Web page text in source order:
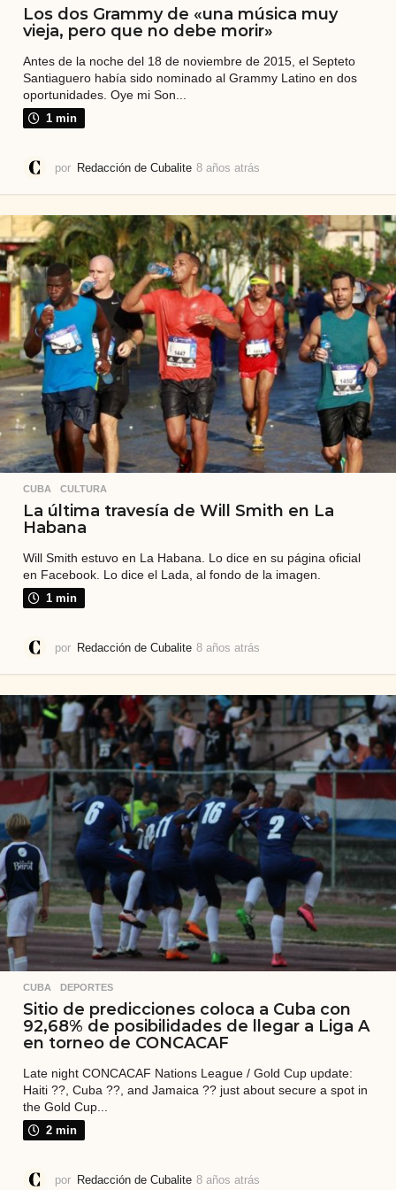
Los dos Grammy de «una música muy
vieja, pero que no debe morir»
Antes de la noche del 18 de noviembre de 2015, el Septeto
Santiaguero había sido nominado al Grammy Latino en dos
oportunidades. Oye mi Son...
1 min
por Redacción de Cubalite 8 años atrás
o
s
a
t
r
á
s
CUBA ,CULTURA
La última travesía de Will Smith en La
Habana
Will Smith estuvo en La Habana. Lo dice en su página oficial
en Facebook. Lo dice el Lada, al fondo de la imagen.
1 min
por Redacción de Cubalite 8 años atrás
o
s
a
r
á
s
CUBA ,DEPORTES
Sitio de predicciones coloca a Cuba con
92,68% de posibilidades de llegar a Liga A
en torneo de CONCACAF
Late night CONCACAF Nations League / Gold Cup update:
Haiti ??, Cuba ??, and Jamaica ?? just about secure a spot in
the Gold Cup...
2 min
por Redacción de Cubalite 8 años atrás